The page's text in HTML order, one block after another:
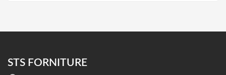
STS FORNITURE